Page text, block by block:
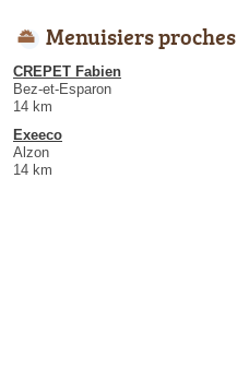
Menuisiers proches
CREPET Fabien
Bez-et-Esparon
14 km
Exeeco
Alzon
14 km